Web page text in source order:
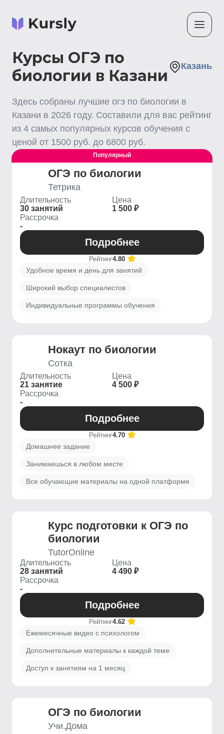
Курсы ОГЭ по
биологии в Казани
Казань
Здесь собраны лучшие огэ по биологии в
Казани в 2026 году. Составили для вас рейтинг
из 4 самых популярных курсов обучения с
ценой от 1500 руб. до 6800 руб.
Выгодный
Популярный
ОГЭ по биологии
Тетрика
Длительность
30 занятий
Цена
1 500 ₽
Рассрочка
-
Подробнее
Рейтинг4.80
Удобное время и день для занятий
Широкий выбор специалистов
Индивидуальные программы обучения
Нокаут по биологии
Сотка
Длительность
21 занятие
Цена
4 500 ₽
Рассрочка
-
Подробнее
Рейтинг4.70
Домашнее задание
Занимаешься в любом месте
Все обучающие материалы на одной платформе
Курс подготовки к ОГЭ по
биологии
TutorOnline
Длительность
28 занятий
Цена
4 490 ₽
Рассрочка
-
Подробнее
Рейтинг4.62
Ежемесячные видео с психологом
Дополнительные материалы к каждой теме
Доступ к занятиям на 1 месяц
ОГЭ по биологии
Учи.Дома